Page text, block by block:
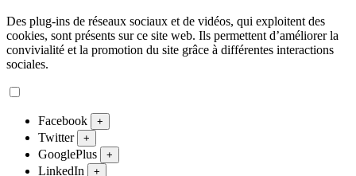
Des plug-ins de réseaux sociaux et de vidéos, qui exploitent des
cookies, sont présents sur ce site web. Ils permettent d’améliorer la
convivialité et la promotion du site grâce à différentes interactions
sociales.
Facebook +
Twitter +
GooglePlus +
LinkedIn +